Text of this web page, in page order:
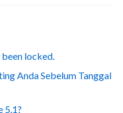
locked.
Anda Sebelum Tanggal
5.1?